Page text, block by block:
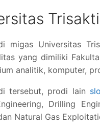
Trisakti
migas Universitas
yang dimiliki
analitik, komputer,
tersebut, prodi lain
Drilling
Natural Gas